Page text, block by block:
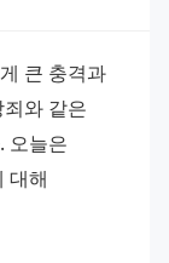
큰 충격과
와 같은
오늘은
대해